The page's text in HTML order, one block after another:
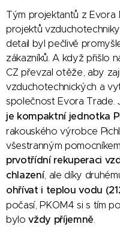
Tým projektantů z
projektů
detail byl pečlivě
zákazníků. A když přišlo
CZ převzal otěže, aby
vzduchotechnických a
společnost Evora Trade.
je kompaktní jednotka
rakouského výrobce
všestranným
prvotřídní rekuperaci
chlazení, ale díky
ohřívat i teplou vodu
počasí, PKOM4 si s tím
bylovždy příjemně.